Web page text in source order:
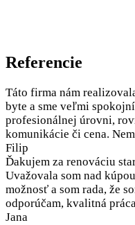
Referencie
Táto firma nám
byte a sme veľmi
profesionálnej úrovni,
komunikácie či cena.
Filip
Ďakujem za renováciu
Uvažovala som nad
možnosť a som rada, že
odporúčam, kvalitná
Jana